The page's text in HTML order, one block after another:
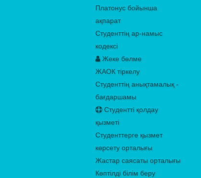
Платонус бойынша
ақпарат
Студенттің ар-намыс
кодексі
Жеке бөлме
ЖАОК тіркелу
Студенттің анықтамалық -
бағдаршамы
Студентті қолдау
қызметі
Студенттерге қызмет
көрсету орталығы
Жастар саясаты орталығы
Көптілді білім беру